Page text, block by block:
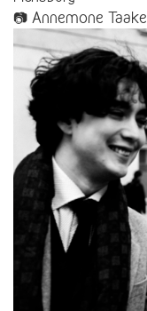
📷 Annemone Taake